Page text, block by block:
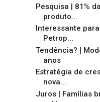
Pesquisa | 81%
produto...
Interessante
Petrop...
Tendência? |
anos
Estratégia de
nova...
Juros | Famílias